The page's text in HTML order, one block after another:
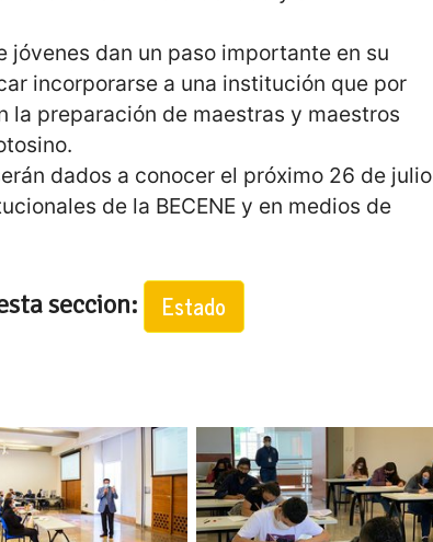
jóvenes dan un paso importante en su
incorporarse a una institución que por
la preparación de maestras y maestros
dados a conocer el próximo 26 de julio
de la BECENE y en medios de
seccion: Estado